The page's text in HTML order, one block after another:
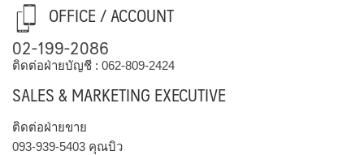
OFFICE / ACCOUNT
02-199-2086
ติดต่อฝ่ายบัญชี : 062-809-2424
SALES & MARKETING EXECUTIVE
ติดต่อฝ่ายขาย
093-939-5403 คุณบิว